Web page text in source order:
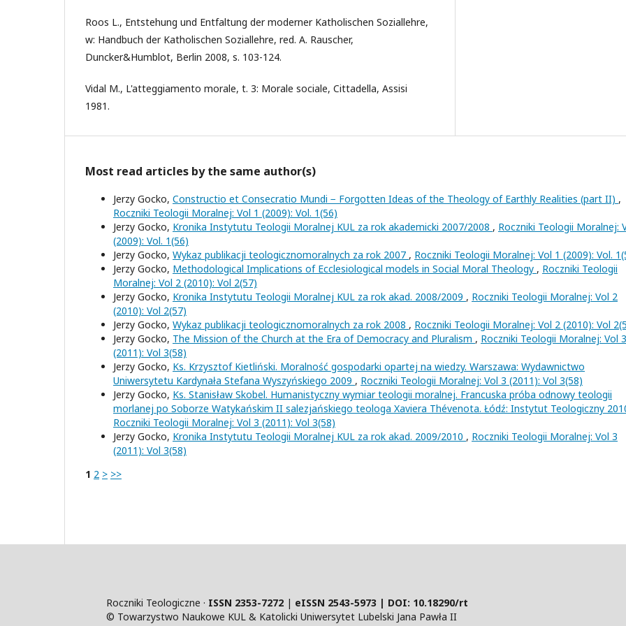
Roos L., Entstehung und Entfaltung der moderner Katholischen Soziallehre,
w: Handbuch der Katholischen Soziallehre, red. A. Rauscher,
Duncker&Humblot, Berlin 2008, s. 103-124.
Vidal M., L'atteggiamento morale, t. 3: Morale sociale, Cittadella, Assisi
1981.
Most read articles by the same author(s)
Jerzy Gocko, Constructio et Consecratio Mundi − Forgotten Ideas of the Theology of Earthly Realities (part II) ,
Roczniki Teologii Moralnej: Vol 1 (2009): Vol. 1(56)
Jerzy Gocko, Kronika Instytutu Teologii Moralnej KUL za rok akademicki 2007/2008 , Roczniki Teologii Moralnej:
(2009): Vol. 1(56)
Jerzy Gocko, Wykaz publikacji teologicznomoralnych za rok 2007 , Roczniki Teologii Moralnej: Vol 1 (2009): Vol.
Jerzy Gocko, Methodological Implications of Ecclesiological models in Social Moral Theology , Roczniki Teologii
Moralnej: Vol 2 (2010): Vol 2(57)
Jerzy Gocko, Kronika Instytutu Teologii Moralnej KUL za rok akad. 2008/2009 , Roczniki Teologii Moralnej: Vol 2
(2010): Vol 2(57)
Jerzy Gocko, Wykaz publikacji teologicznomoralnych za rok 2008 , Roczniki Teologii Moralnej: Vol 2 (2010): Vol
Jerzy Gocko, The Mission of the Church at the Era of Democracy and Pluralism , Roczniki Teologii Moralnej: Vol 3
(2011): Vol 3(58)
Jerzy Gocko, Ks. Krzysztof Kietliński. Moralność gospodarki opartej na wiedzy. Warszawa: Wydawnictwo
Uniwersytetu Kardynała Stefana Wyszyńskiego 2009 , Roczniki Teologii Moralnej: Vol 3 (2011): Vol 3(58)
Jerzy Gocko, Ks. Stanisław Skobel. Humanistyczny wymiar teologii moralnej. Francuska próba odnowy teologii
morlanej po Soborze Watykańskim II salezjańskiego teologa Xaviera Thévenota. Łódź: Instytut Teologiczny
Roczniki Teologii Moralnej: Vol 3 (2011): Vol 3(58)
Jerzy Gocko, Kronika Instytutu Teologii Moralnej KUL za rok akad. 2009/2010 , Roczniki Teologii Moralnej: Vol 3
(2011): Vol 3(58)
1 2 > >>
Roczniki Teologiczne · ISSN 2353-7272 | eISSN 2543-5973 | DOI: 10.18290/rt
© Towarzystwo Naukowe KUL & Katolicki Uniwersytet Lubelski Jana Pawła II